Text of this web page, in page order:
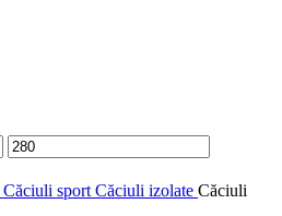
Preț
maxim
Căciuli sport Căciuli izolate Căciuli